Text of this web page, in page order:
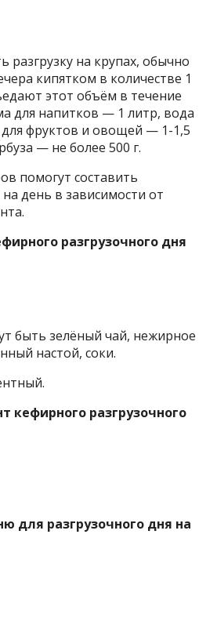
разгрузку на крупах, обычно
кипятком в количестве 1
этот объём в течение
для напитков — 1 литр, вода
фруктов и овощей — 1-1,5
— не более 500 г.
помогут составить
день в зависимости от
разгрузочного дня
быть зелёный чай, нежирное
настой, соки.
разгрузочного
для разгрузочного дня на